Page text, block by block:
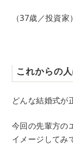
（37歳／投資家）
これからの
どんな結婚式が
今回の先輩方の
イメージしてみ